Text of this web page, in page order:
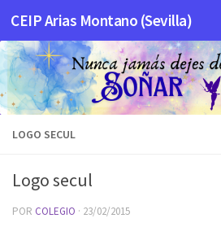
Saltar al contenido
CEIP Arias Montano (Sevilla)
LOGO SECUL
Logo secul
POR COLEGIO · 23/02/2015